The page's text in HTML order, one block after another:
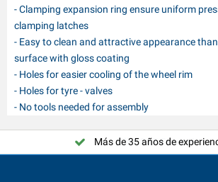
- Clamping expansion ring ensure uniform
clamping latches
- Easy to clean and attractive appearance
surface with gloss coating
- Holes for easier cooling of the wheel rim
- Holes for tyre - valves
- No tools needed for assembly
Más de 35 años de